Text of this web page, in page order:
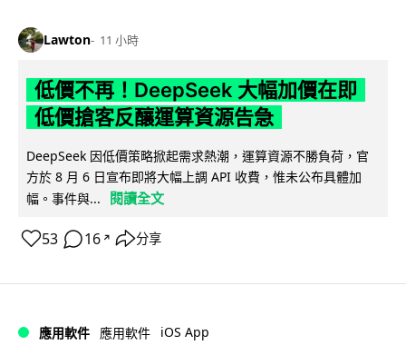
Lawton 11 小時
低價不再！DeepSeek 大幅加價在即
低價搶客反釀運算資源告急
DeepSeek 因低價策略掀起需求熱潮，運算資源不勝負荷，官
方於 8 月 6 日宣布即將大幅上調 API 收費，惟未公布具體加
幅。事件與...
閱讀全文
53 16 ↗ 分享
應用軟件 應用軟件 iOS App